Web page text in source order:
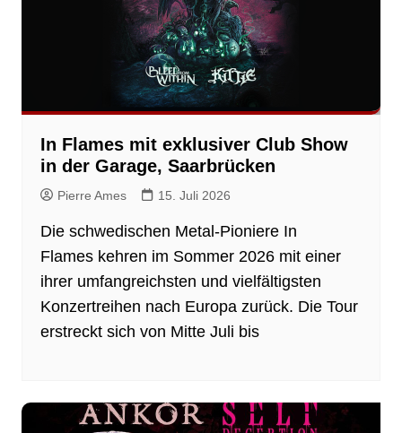
In Flames mit exklusiver Club Show
in der Garage, Saarbrücken
Pierre Ames 15. Juli 2026
Die schwedischen Metal-Pioniere In
Flames kehren im Sommer 2026 mit einer
ihrer umfangreichsten und vielfältigsten
Konzertreihen nach Europa zurück. Die Tour
erstreckt sich von Mitte Juli bis